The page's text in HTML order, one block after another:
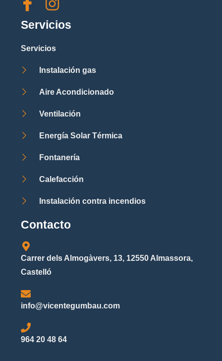
Servicios
Servicios
Instalación gas
Aire Acondicionado
Ventilación
Energía Solar Térmica
Fontanería
Calefacción
Instalación contra incendios
Contacto
Carrer dels Almogàvers, 13, 12550 Almassora,
Castelló
info@vicentegumbau.com
964 20 48 64